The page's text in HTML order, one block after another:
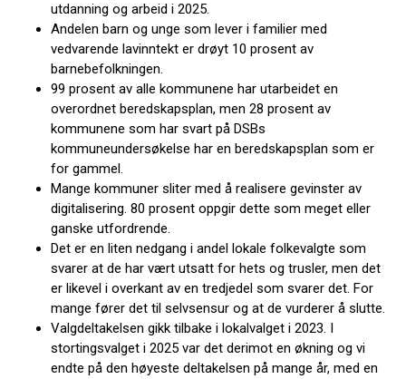
utdanning og arbeid i 2025.
Andelen barn og unge som lever i familier med
vedvarende lavinntekt er drøyt 10 prosent av
barnebefolkningen.
99 prosent av alle kommunene har utarbeidet en
overordnet beredskapsplan, men 28 prosent av
kommunene som har svart på DSBs
kommuneundersøkelse har en beredskapsplan som er
for gammel.
Mange kommuner sliter med å realisere gevinster av
digitalisering. 80 prosent oppgir dette som meget eller
ganske utfordrende.
Det er en liten nedgang i andel lokale folkevalgte som
svarer at de har vært utsatt for hets og trusler, men det
er likevel i overkant av en tredjedel som svarer det. For
mange fører det til selvsensur og at de vurderer å slutte.
Valgdeltakelsen gikk tilbake i lokalvalget i 2023. I
stortingsvalget i 2025 var det derimot en økning og vi
endte på den høyeste deltakelsen på mange år, med en